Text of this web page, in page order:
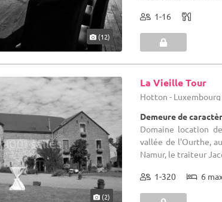
(12)
1-16
(2)
La Vieille Tour
Hotton - Luxembourg
Demeure de
Domaine location
vallée de l'Ourthe,
Namur, le traiteur
1-320 6